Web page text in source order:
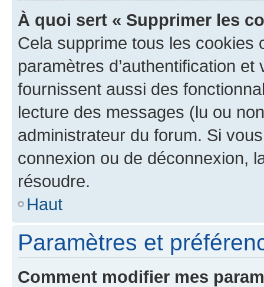
À quoi sert « Supprimer les
Cela supprime tous les cookies
paramètres d’authentification
fournissent aussi des
lecture des messages (lu ou
administrateur du forum. Si
connexion ou de déconnexion,
résoudre.
Haut
Paramètres et
Comment modifier mes